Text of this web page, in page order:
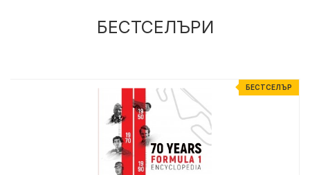
БЕСТСЕЛЪРИ
БЕСТСЕЛЪР